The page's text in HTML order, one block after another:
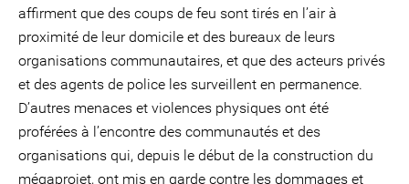
affirment que des coups de feu sont tirés en l’air à
proximité de leur domicile et des bureaux de leurs
organisations communautaires, et que des acteurs privés
et des agents de police les surveillent en permanence.
D’autres menaces et violences physiques ont été
proférées à l’encontre des communautés et des
organisations qui, depuis le début de la construction du
mégaprojet, ont mis en garde contre les dommages et